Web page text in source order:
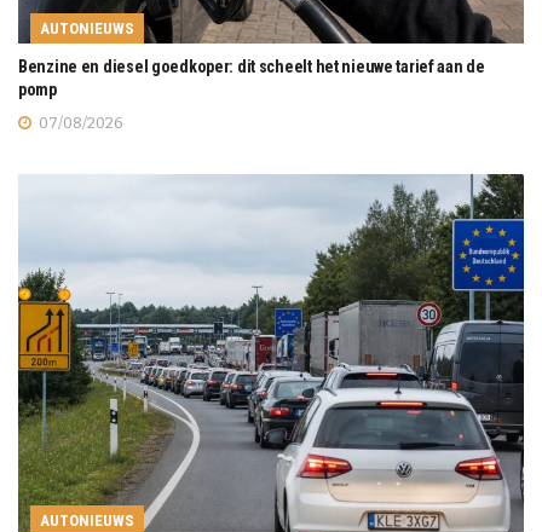
AUTONIEUWS
Benzine en diesel goedkoper: dit scheelt het nieuwe tarief aan de
pomp
07/08/2026
AUTONIEUWS